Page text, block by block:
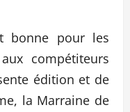
bonne pour les
compétiteurs
édition et de
la Marraine de